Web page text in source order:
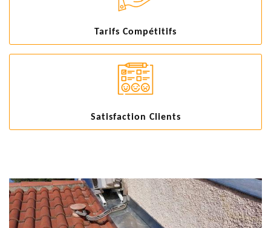
Tarifs Compétitifs
Satisfaction Clients